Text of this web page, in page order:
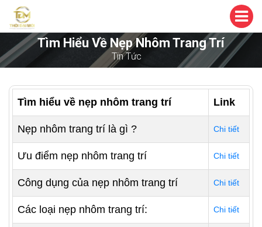
Tìm Hiểu Về Nẹp Nhôm Trang Trí
Tin Tức
Tìm hiểu về nẹp nhôm trang trí Link
Nẹp nhôm trang trí là gì ? Chi tiết
Ưu điểm nẹp nhôm trang trí Chi tiết
Công dụng của nẹp nhôm trang trí Chi tiết
Các loại nẹp nhôm trang trí: Chi tiết